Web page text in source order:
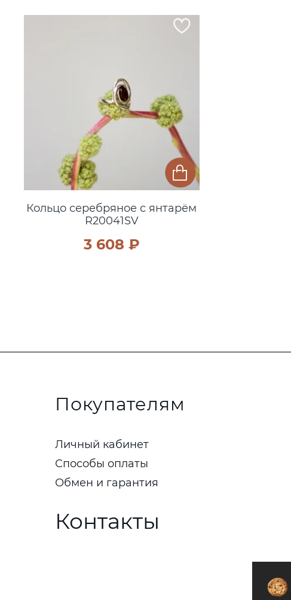
Кольцо серебряное с янтарём
R20041SV
3 608 ₽
Покупателям
Личный кабинет
Способы оплаты
Обмен и гарантия
Контакты